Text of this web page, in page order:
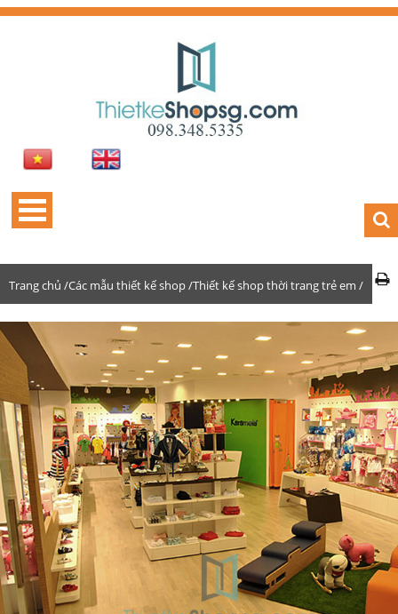
Trang chủ /Các mẫu thiết kế shop /Thiết kế shop thời trang trẻ em /